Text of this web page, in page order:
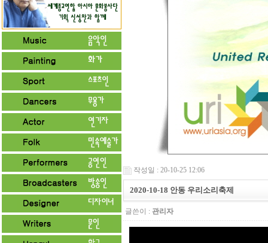
작성일 : 20-10-25 12:06
2020-10-18 안동 우리소리축제
글쓴이 : 관리자